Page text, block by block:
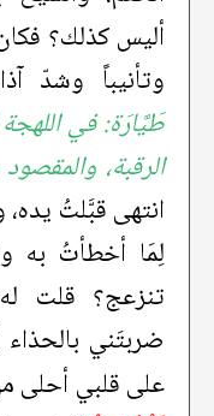
أليس كذلك؟
وتأنيباً وشدّ
طَيَّارَة: في
الرقبة،
انتهى قبَّلتُ
لِمَا أخطأتُ به
تنزعج؟ قلت
ضربتَني
على قلبي أحلى